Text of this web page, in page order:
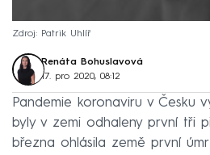
Zdroj: Patrik Uhlíř
Renáta Bohuslavová
17. pro 2020, 08:12
Pandemie koronaviru v Česku
byly v zemi odhaleny první tři
března ohlásila země první